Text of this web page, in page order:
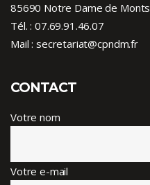
85690 Notre Dame de Monts
Tél. : 07.69.91.46.07
Mail : secretariat@cpndm.fr
CONTACT
Votre nom
Votre e-mail